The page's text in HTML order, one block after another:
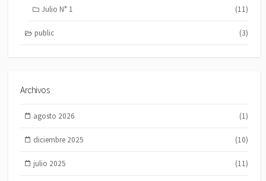
Julio N° 1 (11)
public (3)
Archivos
agosto 2026 (1)
diciembre 2025 (10)
julio 2025 (11)